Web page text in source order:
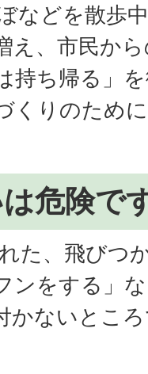
などを散歩
え、市民か
持ち帰る」
くりのため
危険で
た、飛びつ
ンをする」
かないとこ